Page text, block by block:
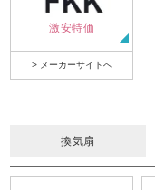
激安特価
> メーカーサイトへ
換気扇